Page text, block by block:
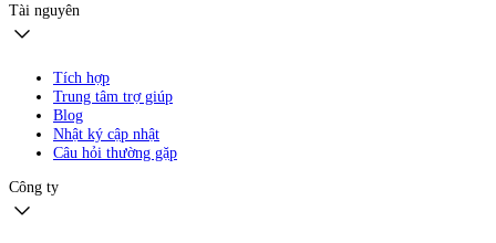
Tài nguyên
Tích hợp
Trung tâm trợ giúp
Blog
Nhật ký cập nhật
Câu hỏi thường gặp
Công ty